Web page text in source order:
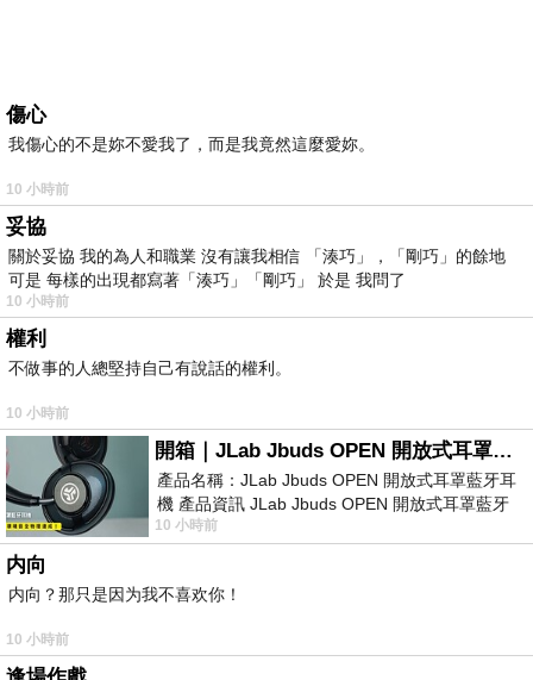
傷心
我傷心的不是妳不愛我了，而是我竟然這麼愛妳。
10 小時前
妥協
關於妥協 我的為人和職業 沒有讓我相信 「湊巧」，「剛巧」的餘地
可是 每樣的出現都寫著「湊巧」「剛巧」 於是 我問了
10 小時前
權利
不做事的人總堅持自己有說話的權利。
10 小時前
開箱｜JLab Jbuds OPEN 開放式耳罩藍牙耳機 - 設計美學，輕巧、透氣、環境音全物理達成！
產品名稱：JLab Jbuds OPEN 開放式耳罩藍牙耳
機 產品資訊 JLab Jbuds OPEN 開放式耳罩藍牙
耳機評語：非常有特色，值得喜愛美型工
10 小時前
内向
内向？那只是因为我不喜欢你！
10 小時前